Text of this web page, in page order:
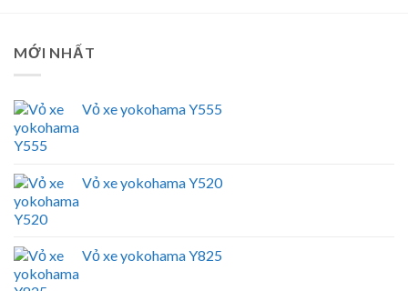
MỚI NHẤT
Vỏ xe yokohama Y555
Vỏ xe yokohama Y520
Vỏ xe yokohama Y825